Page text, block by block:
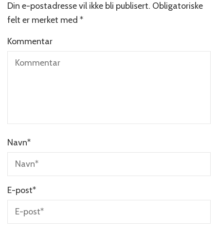
Din e-postadresse vil ikke bli publisert. Obligatoriske
felt er merket med *
Kommentar
Navn*
E-post*